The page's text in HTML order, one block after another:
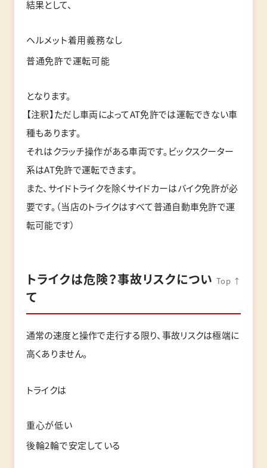
結果として、
ヘルメット着用義務なし
普通免許で運転可能
となります。
【注釈】ただし車両によってAT免許では運転できない車
種もあります。
それはクラッチ操作がある車両です。ビックスクーター
系はAT免許で運転できます。
また、サイドトライクを除くサイドカーはバイク免許が必
要です。（当店のトライクはすべて普通自動車免許で運
転可能です）
トライクは危険？事故リスクについ
て
Top ↑
通常の速度と操作で走行する限り、事故リスクは極端に
高くありません。
トライクは
重心が低い
後輪2輪で安定している